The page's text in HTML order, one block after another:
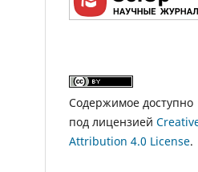
Содержимое доступно
под лицензией
Attribution 4.0 License.